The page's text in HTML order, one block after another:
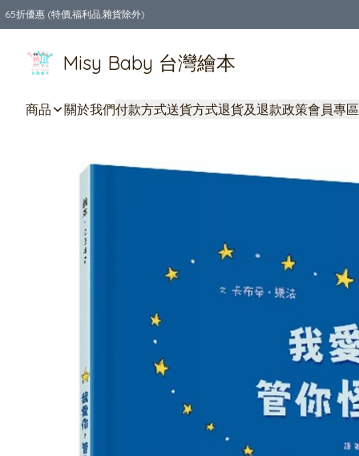
65折優惠 (特價,福利品,雜貨除外)
Misy Baby 台灣繪本
商品 關於我們付款方式送貨方式退貨及退款政策會員專區